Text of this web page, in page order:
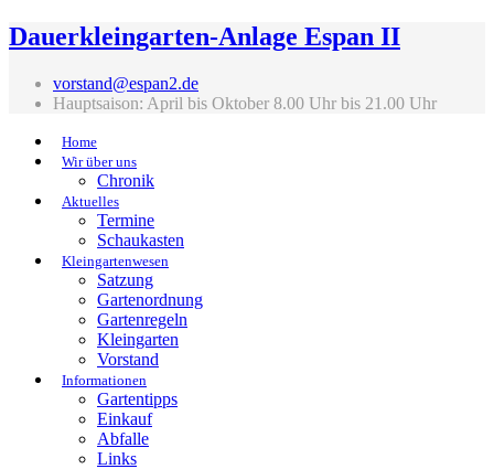
Dauerkleingarten-Anlage Espan II
vorstand@espan2.de
Hauptsaison: April bis Oktober 8.00 Uhr bis 21.00 Uhr
Home
Wir über uns
Chronik
Aktuelles
Termine
Schaukasten
Kleingartenwesen
Satzung
Gartenordnung
Gartenregeln
Kleingarten
Vorstand
Informationen
Gartentipps
Einkauf
Abfalle
Links